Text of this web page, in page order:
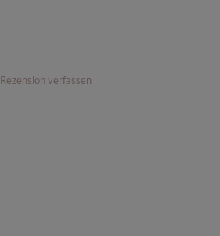
Rezension verfassen